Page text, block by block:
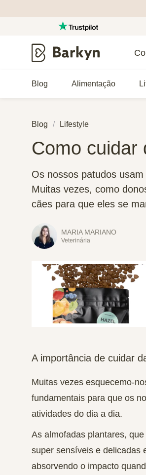
Blog Alimentação
Blog Lifestyle
Como cuidar
Os nossos patudos
Muitas vezes, como
cães para que eles se
MARIA MARIANO
Veterinária
A importância de cuidar
Muitas vezes esquecemo-
fundamentais para que os
atividades do dia a dia.
As almofadas plantares,
super sensíveis e delicadas
absorvendo o impacto